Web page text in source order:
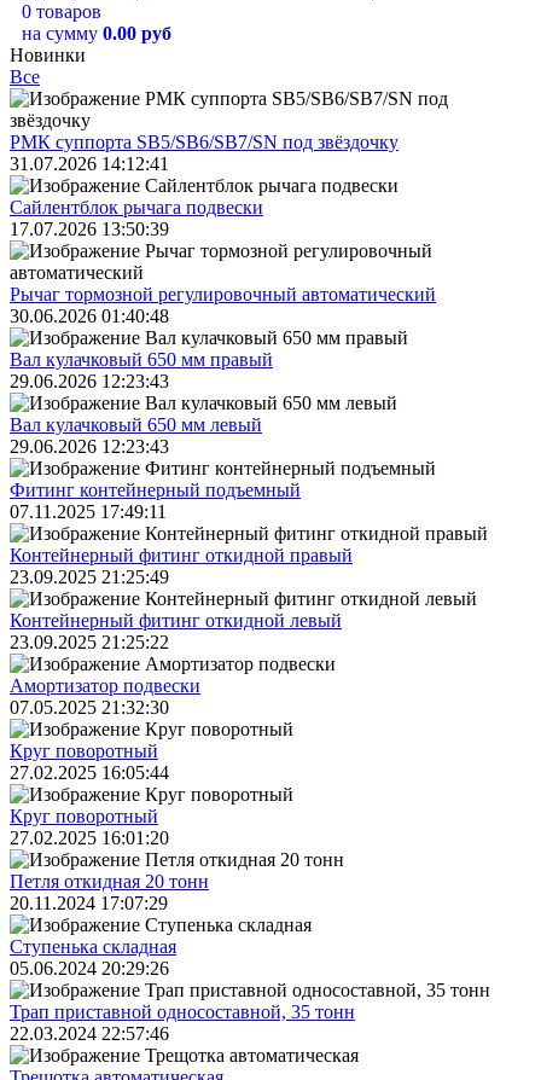
0 товаров
на сумму 0.00 руб
Новинки
Все
РМК суппорта SB5/SB6/SB7/SN под звёздочку
31.07.2026 14:12:41
Сайлентблок рычага подвески
17.07.2026 13:50:39
Рычаг тормозной регулировочный автоматический
30.06.2026 01:40:48
Вал кулачковый 650 мм правый
29.06.2026 12:23:43
Вал кулачковый 650 мм левый
29.06.2026 12:23:43
Фитинг контейнерный подъемный
07.11.2025 17:49:11
Контейнерный фитинг откидной правый
23.09.2025 21:25:49
Контейнерный фитинг откидной левый
23.09.2025 21:25:22
Амортизатор подвески
07.05.2025 21:32:30
Круг поворотный
27.02.2025 16:05:44
Круг поворотный
27.02.2025 16:01:20
Петля откидная 20 тонн
20.11.2024 17:07:29
Ступенька складная
05.06.2024 20:29:26
Трап приставной односоставной, 35 тонн
22.03.2024 22:57:46